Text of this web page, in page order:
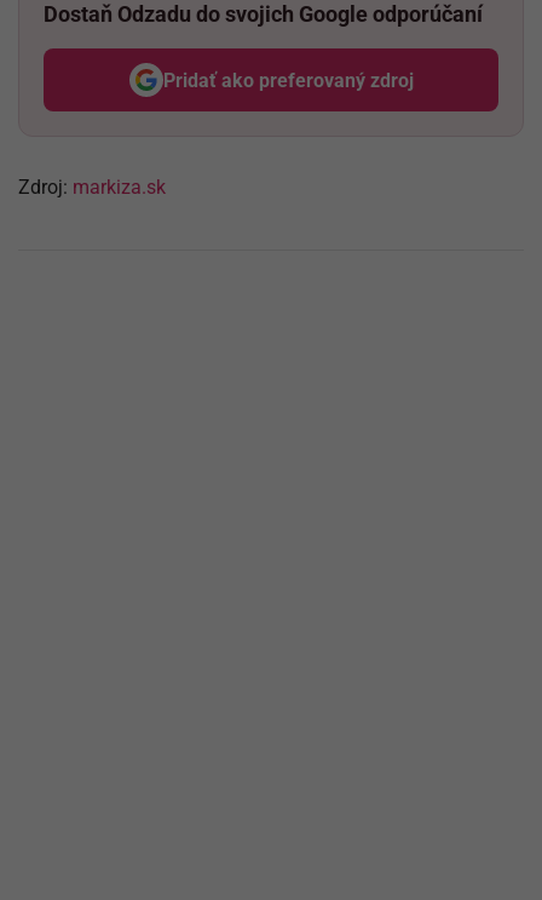
Dostaň Odzadu do svojich Google odporúčaní
Pridať ako preferovaný zdroj
Odzadu, odkaz sa otvorí v
Zdroj: markiza.sk